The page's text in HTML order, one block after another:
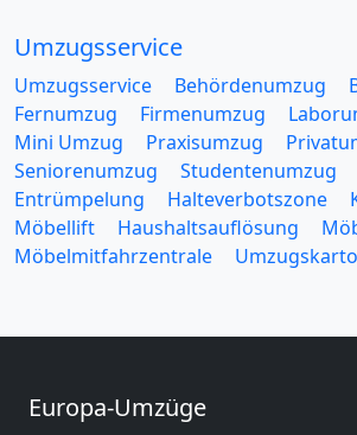
Umzugsservice
Umzugsservice Behördenumzug
Fernumzug
Firmenumzug
Mini Umzug
Praxisumzug
Seniorenumzug
Studentenumzug
Entrümpelung
Halteverbotszone
Möbellift
Haushaltsauflösung
Möbelmitfahrzentrale
Europa-Umzüge